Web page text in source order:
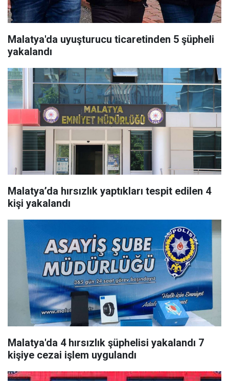
Malatya'da uyuşturucu ticaretinden 5 şüpheli
yakalandı
Malatya’da hırsızlık yaptıkları tespit edilen 4
kişi yakalandı
Malatya'da 4 hırsızlık şüphelisi yakalandı 7
kişiye cezai işlem uygulandı